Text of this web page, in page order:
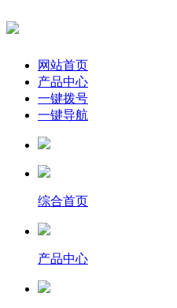
网站首页
产品中心
一键拨号
一键导航
综合首页
产品中心